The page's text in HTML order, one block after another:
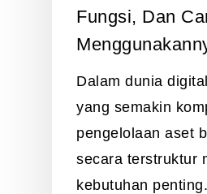
Fungsi, Dan
Dalam dunia
yang semakin
pengelolaan aset
secara terstruktur
kebutuhan